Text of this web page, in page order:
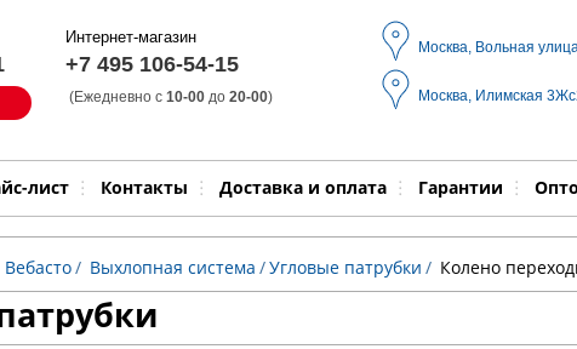
Интернет-магазин
+7 495 106-54-15
(Ежедневно с 10-00 до 20-00)
Москва, Вольная
Москва, Илимская
лист Контакты Доставка и оплата Гарантии
Модель
/ Выхлопная система /Угловые патрубки / Колено